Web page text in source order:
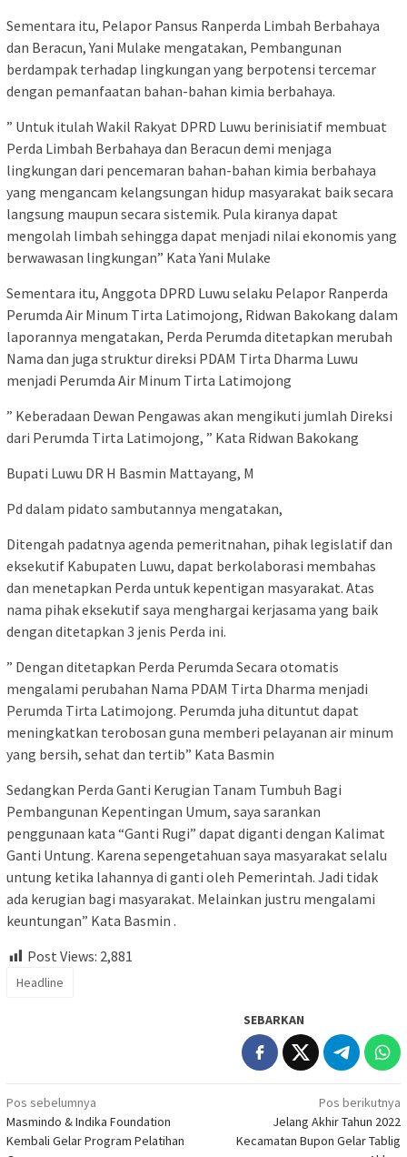
Sementara itu, Pelapor Pansus Ranperda Limbah Berbahaya
dan Beracun, Yani Mulake mengatakan, Pembangunan
berdampak terhadap lingkungan yang berpotensi tercemar
dengan pemanfaatan bahan-bahan kimia berbahaya.
” Untuk itulah Wakil Rakyat DPRD Luwu berinisiatif membuat
Perda Limbah Berbahaya dan Beracun demi menjaga
lingkungan dari pencemaran bahan-bahan kimia berbahaya
yang mengancam kelangsungan hidup masyarakat baik secara
langsung maupun secara sistemik. Pula kiranya dapat
mengolah limbah sehingga dapat menjadi nilai ekonomis yang
berwawasan lingkungan” Kata Yani Mulake
Sementara itu, Anggota DPRD Luwu selaku Pelapor Ranperda
Perumda Air Minum Tirta Latimojong, Ridwan Bakokang dalam
laporannya mengatakan, Perda Perumda ditetapkan merubah
Nama dan juga struktur direksi PDAM Tirta Dharma Luwu
menjadi Perumda Air Minum Tirta Latimojong
” Keberadaan Dewan Pengawas akan mengikuti jumlah Direksi
dari Perumda Tirta Latimojong, ” Kata Ridwan Bakokang
Bupati Luwu DR H Basmin Mattayang, M
Pd dalam pidato sambutannya mengatakan,
Ditengah padatnya agenda pemeritnahan, pihak legislatif dan
eksekutif Kabupaten Luwu, dapat berkolaborasi membahas
dan menetapkan Perda untuk kepentigan masyarakat. Atas
nama pihak eksekutif saya menghargai kerjasama yang baik
dengan ditetapkan 3 jenis Perda ini.
” Dengan ditetapkan Perda Perumda Secara otomatis
mengalami perubahan Nama PDAM Tirta Dharma menjadi
Perumda Tirta Latimojong. Perumda juha dituntut dapat
meningkatkan terobosan guna memberi pelayanan air minum
yang bersih, sehat dan tertib” Kata Basmin
Sedangkan Perda Ganti Kerugian Tanam Tumbuh Bagi
Pembangunan Kepentingan Umum, saya sarankan
penggunaan kata “Ganti Rugi” dapat diganti dengan Kalimat
Ganti Untung. Karena sepengetahuan saya masyarakat selalu
untung ketika lahannya di ganti oleh Pemerintah. Jadi tidak
ada kerugian bagi masyarakat. Melainkan justru mengalami
keuntungan” Kata Basmin .
Post Views: 2,881
Headline
SEBARKAN
Navigasi
pos
Pos sebelumnya
Masmindo & Indika Foundation
Kembali Gelar Program Pelatihan
Pos berikutnya
Jelang Akhir Tahun 2022
Kecamatan Bupon Gelar Tablig